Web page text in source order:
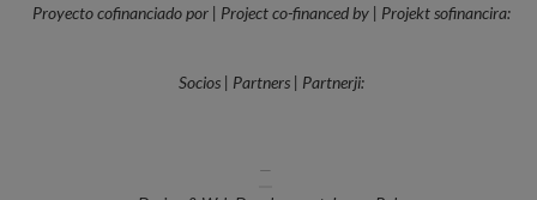
Proyecto cofinanciado por | Project co-financed by | Projekt sofinancira:
Socios | Partners | Partnerji:
—